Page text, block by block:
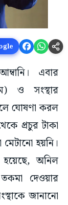
এবার
ও সংস্থার
ঘোষণা করল
প্রচুর টাকা
হয়নি।
অনিল
দেওয়ার
জানানো